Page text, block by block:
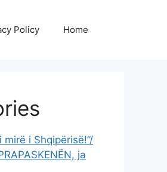
Policy Home
mirë i Shqipërisë!”/
ja